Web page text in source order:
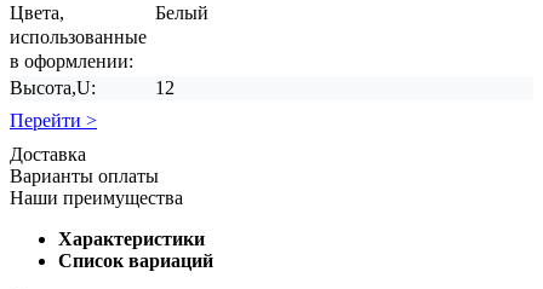
Цвета,
использованные
в оформлении:
Белый
Высота,U:
12
Перейти >
Доставка
Варианты оплаты
Наши преимущества
Характеристики
Список вариаций